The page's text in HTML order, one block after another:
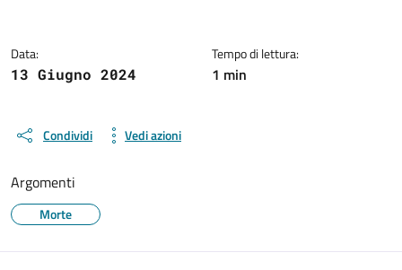
Data:
13 Giugno 2024
Tempo di lettura:
1 min
Condividi Vedi azioni
Argomenti
Morte